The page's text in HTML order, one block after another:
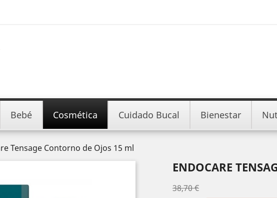
Bebé Cosmética Cuidado Bucal Bienestar
Tensage Contorno de Ojos 15 ml
ENDOCARE
38,70 €